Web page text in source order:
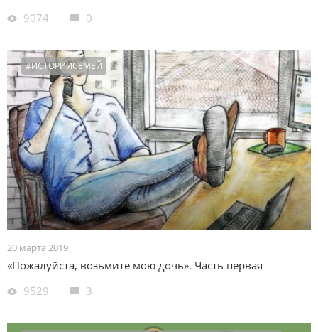
9074
0
#ИСТОРИИСЕМЕЙ
20 марта 2019
«Пожалуйста, возьмите мою дочь». Часть первая
9529
3